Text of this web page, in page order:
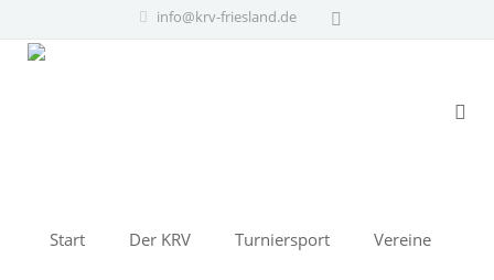
info@krv-friesland.de
Start Der KRV Turniersport Vereine